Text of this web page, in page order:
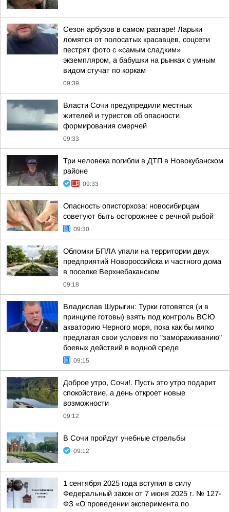
Сезон арбузов в самом разгаре! Ларьки
ломятся от полосатых красавцев, соцсети
пестрят фото с «самым сладким»
экземпляром, а бабушки на рынках с умным
видом стучат по коркам
09:39
Власти Сочи предупредили местных
жителей и туристов об опасности
формирования смерчей
09:33
Три человека погибли в ДТП в Новокубанском
районе
09:33
Опасность описторхоза: новосибирцам
советуют быть осторожнее с речной рыбой
09:30
Обломки БПЛА упали на территории двух
предприятий Новороссийска и частного дома
в поселке Верхнебаканском
09:18
Владислав Шурыгин: Турки готовятся (и в
принципе готовы) взять под контроль ВСЮ
акваторию Черного моря, пока как бы мягко
предлагая свои условия по "замораживанию"
боевых действий в водной среде
09:15
Доброе утро, Сочи!. Пусть это утро подарит
спокойствие, а день откроет новые
возможности
09:12
В Сочи пройдут учебные стрельбы
09:12
1 сентября 2025 года вступил в силу
Федеральный закон от 7 июня 2025 г. № 127-
ФЗ «О проведении эксперимента по